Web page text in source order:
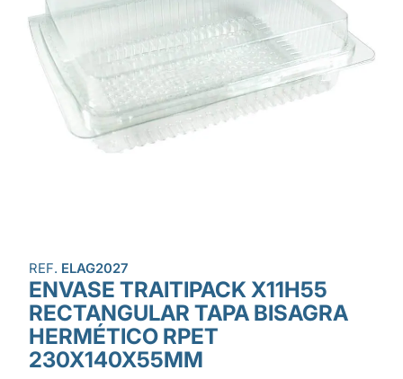
REF. ELAG2027
ENVASE TRAITIPACK X11H55
RECTANGULAR TAPA BISAGRA
HERMÉTICO RPET
230X140X55MM